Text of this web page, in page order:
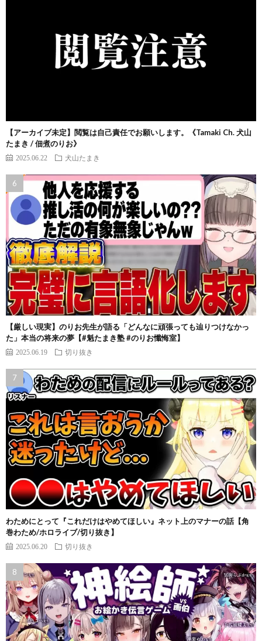
【アーカイブ未定】閲覧は自己責任でお願いします。《Tamaki Ch. 犬山
たまき / 佃煮のりお》
2025.06.22 犬山たまき
【厳しい現実】のりお先生が語る「どんなに頑張っても辿りつけなかっ
た」本当の将来の夢【#魁たまき塾 #のりお懺悔室】
2025.06.19 切り抜き
わためにとって『これだけはやめてほしい』ネット上のマナーの話【角
巻わため/ホロライブ/切り抜き】
2025.06.20 切り抜き